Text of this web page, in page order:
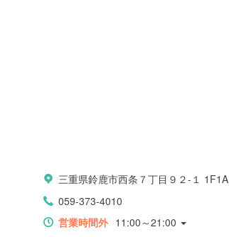
三重県鈴鹿市西条７丁目９２-１ 1F1A
059-373-4010
営業時間外 11:00～21:00